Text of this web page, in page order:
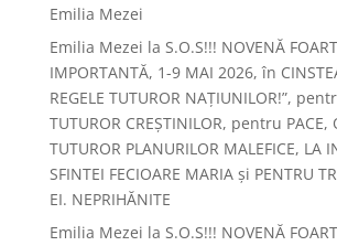
Emilia Mezei
Emilia Mezei la S.O.S!!! NOVENĂ
IMPORTANTĂ, 1-9 MAI 2026, în
REGELE TUTUROR NAȚIUNILOR!”,
TUTUROR CREȘTINILOR, pentru PACE,
TUTUROR PLANURILOR MALEFICE, LA
SFINTEI FECIOARE MARIA și PENTRU
EI. NEPRIHĂNITE
Emilia Mezei la S.O.S!!! NOVENĂ